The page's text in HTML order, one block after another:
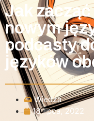
Jak
nowym
podcasty
języków
Wiedza
18 lipca, 2022